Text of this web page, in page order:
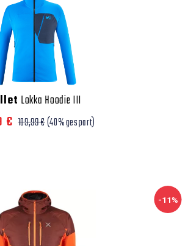
Lokka Hoodie III
€ 109,99 €(40% gespart)
-11%